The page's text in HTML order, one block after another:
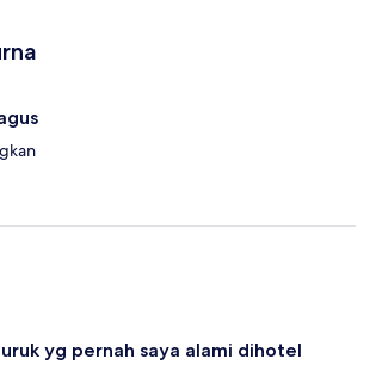
yg pernah saya alami dihotel